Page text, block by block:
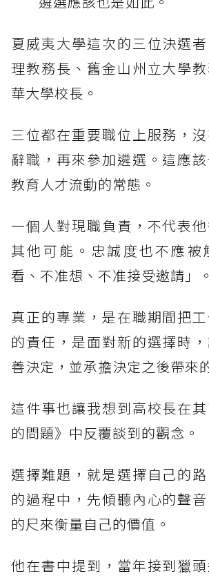
夏威夷大學這次的三位決選
理教務長、舊金山州立大學
華大學校長。
三位都在重要職位上服務，
辭職，再來參加遴選。這應
教育人才流動的常態。
一個人對現職負責，不代表
其他可能。忠誠度也不應被
看、不准想、不准接受邀請」。
真正的專業，是在職期間把
的責任，是面對新的選擇時
善決定，並承擔決定之後帶來
這件事也讓我想到高校長在
的問題》中反覆談到的觀念。
選擇難題，就是選擇自己的
的過程中，先傾聽內心的聲
的尺來衡量自己的價值。
他在書中提到，當年接到獵